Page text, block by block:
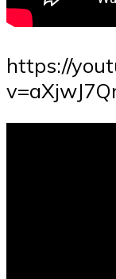
https://